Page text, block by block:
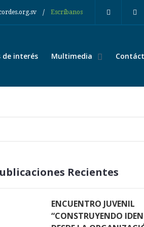
/ Escríbanos
de interés Multimedia
Recientes
ENCUENTRO JUVENIL
“CONSTRUYENDO